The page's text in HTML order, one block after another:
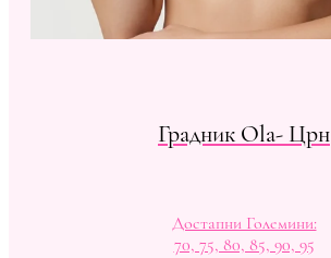
Градник Ola- Црн
Достапни Големини:
70, 75, 80, 85, 90, 95